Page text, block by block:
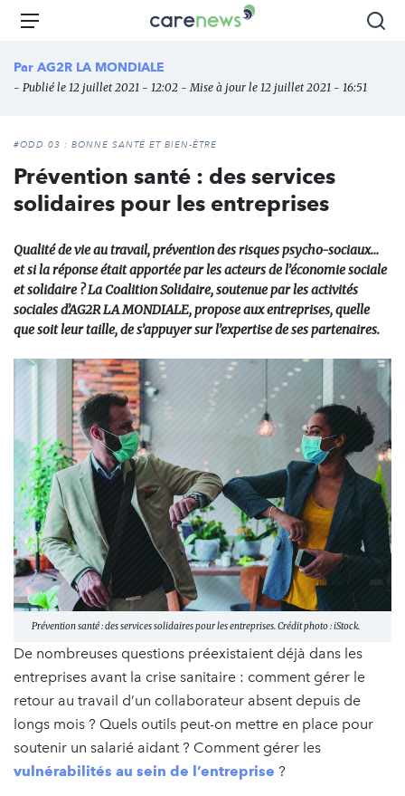
Aller
principal
Carenews,
média
des
l'engagement
Menu
Par AG2R LA MONDIALE
- Publié le 12 juillet 2021 - 12:02 - Mise à jour le 12 juillet 2021 - 16:51
#ODD 03 : BONNE SANTÉ ET BIEN-ÊTRE
Prévention santé : des services
solidaires pour les entreprises
Qualité de vie au travail, prévention des risques psycho-sociaux…
et si la réponse était apportée par les acteurs de l’économie sociale
et solidaire ? La Coalition Solidaire, soutenue par les activités
sociales d’AG2R LA MONDIALE, propose aux entreprises, quelle
que soit leur taille, de s’appuyer sur l’expertise de ses partenaires.
Prévention santé : des services solidaires pour les entreprises. Crédit photo : iStock.
De nombreuses questions préexistaient déjà dans les
entreprises avant la crise sanitaire : comment gérer le
retour au travail d’un collaborateur absent depuis de
longs mois ? Quels outils peut-on mettre en place pour
soutenir un salarié aidant ? Comment gérer les
vulnérabilités au sein de l’entreprise ?